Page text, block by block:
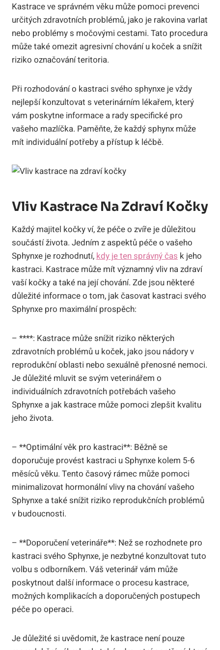
Kastrace ve správném věku může pomoci prevenci
určitých zdravotních problémů, jako je rakovina varlat
nebo problémy s močovými cestami. Tato procedura
může také omezit agresivní chování u koček a snížit
riziko označování teritoria.
Při rozhodování o kastraci svého sphynxe je vždy
nejlepší konzultovat s veterinárním lékařem, který
vám poskytne informace a rady specifické pro
vašeho mazlíčka. Paměňte, že každý sphynx může
mít individuální potřeby a přístup k léčbě.
Vliv Kastrace Na Zdraví Kočky
Každý majitel kočky ví, že péče o zvíře je důležitou
součástí života. Jedním z aspektů péče o vašeho
Sphynxe je rozhodnutí,kdy je ten správný čas k jeho
kastraci. Kastrace může mít významný vliv na zdraví
vaší kočky a také na její chování. Zde jsou některé
důležité informace o tom, jak časovat kastraci svého
Sphynxe pro maximální prospěch:
– ****: Kastrace může snížit riziko některých
zdravotních problémů u koček, jako jsou nádory v
reprodukční oblasti nebo sexuálně přenosné nemoci.
Je důležité mluvit se svým veterinářem o
individuálních zdravotních potřebách vašeho
Sphynxe a jak kastrace může pomoci zlepšit kvalitu
jeho života.
– **Optimální věk pro kastraci**: Běžně se
doporučuje provést kastraci u Sphynxe kolem 5-6
měsíců věku. Tento časový rámec může pomoci
minimalizovat hormonální vlivy na chování vašeho
Sphynxe a také snížit riziko reprodukčních problémů
v budoucnosti.
– **Doporučení veterináře**: Než se rozhodnete pro
kastraci svého Sphynxe, je nezbytné konzultovat tuto
volbu s odborníkem. Váš veterinář vám může
poskytnout další informace o procesu kastrace,
možných komplikacích a doporučených postupech
péče po operaci.
Je důležité si uvědomit, že kastrace není pouze